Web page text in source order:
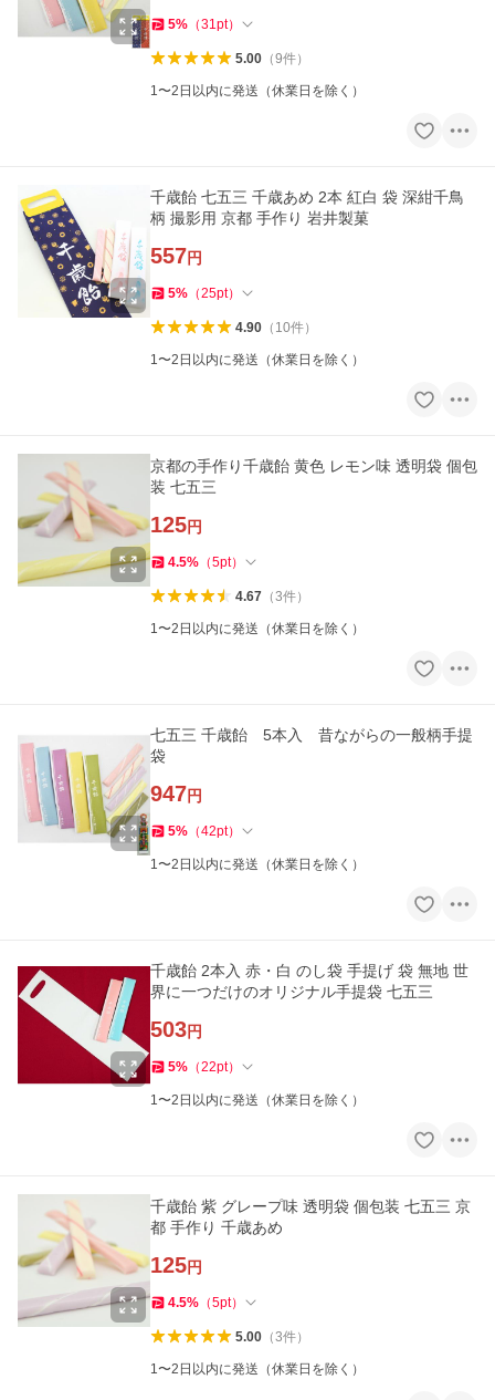
5% （31 pt）
5.00（9件）
1〜2日以内に発送（休業日を除く）
千歳飴 七五三 千歳あめ 2本 紅白 袋 深紺千鳥
柄 撮影用 京都 手作り 岩井製菓
557円
5% （25pt）
4.90（ 10件）
1〜2日以内に発送（休業日を除く）
京都の手作り千歳飴 黄色 レモン味 透明袋 個包
装 七五三
125円
4.5% （5pt）
4.67（3件）
1〜2日以内に発送（休業日を除く）
七五三 千歳飴 5本入 昔ながらの一般柄手提
袋
947円
5% （42pt）
1〜2日以内に発送（休業日を除く）
千歳飴 2本入 赤・白 のし袋 手提げ 袋 無地 世
界に一つだけのオリジナル手提袋 七五三
503円
5% （22pt）
1〜2日以内に発送（休業日を除く）
千歳飴 紫 グレープ味 透明袋 個包装 七五三 京
都 手作り 千歳あめ
125円
4.5% （5pt）
5.00（3件）
1〜2日以内に発送（休業日を除く）